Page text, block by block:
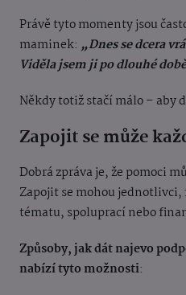
Právě tyto momenty jsou
maminek: „Dnes se dcera
Viděla jsem ji po dlouhé
Někdy totiž stačí málo – aby
Zapojit se může
Dobrá zpráva je, že pomoci
Zapojit se mohou
tématu, spoluprací nebo
Způsoby, jak dát najevo
nabízí tyto možnosti: